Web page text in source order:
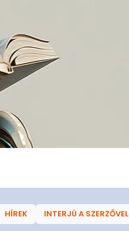
HÍREK INTERJÚ A SZERZŐVEL